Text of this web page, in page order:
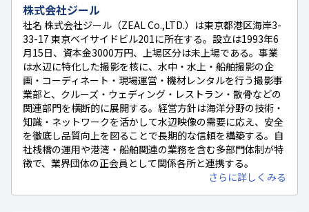
株式会社ジール
社名 株式会社ジール（ZEAL Co.,LTD.）は東京都港区海岸3-
33-17 東京ベイサイドビル201に所在する。設立は1993年6
月15日、資本金3000万円、上場区分は未上場である。事業
は水辺に特化した撮影を核に、水中・水上・船舶撮影の企
画・コーディネート・現場運営・機材レンタルを行う撮影事
業部と、クルーズ・ウェディング・レストラン・散骨などの
関連部門を横断的に展開する。経営方針は海洋分野の技術・
知識・ネットワークを活かして水辺映像の需要に応え、安全
を徹底し品質向上を図ることで長期的な信頼を構築する。自
社桟橋の運用や港湾・船舶関連の業務を含む多部門体制が特
徴で、業界団体の正会員として関係各所と連携する。
さらに詳しくみる